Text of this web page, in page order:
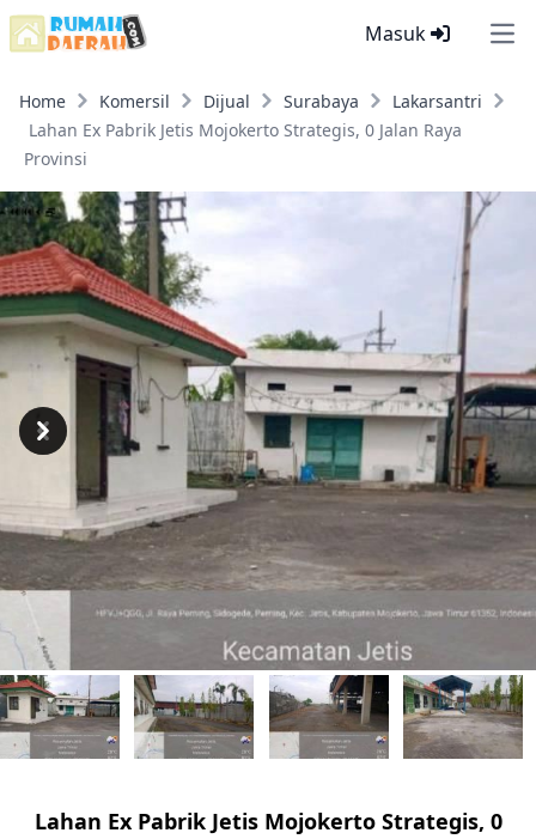
Masuk
Home Komersil Dijual Surabaya
Lakarsantri
Lahan Ex Pabrik Jetis Mojokerto Strategis, 0 Jalan Raya
Provinsi
Previous
Next
Lahan Ex Pabrik Jetis Mojokerto Strategis, 0